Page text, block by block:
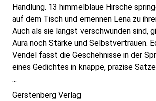
Handlung. 13 himmelblaue Hirsche
auf dem Tisch und ernennen Lena zu
Auch als sie längst verschwunden sind,
Aura noch Stärke und Selbstvertrauen.
Vendel fasst die Geschehnisse in der
eines Gedichtes in knappe, präzise
...
Gerstenberg Verlag